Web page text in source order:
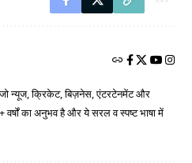
न्यूज, क्रिकेट, बिज़नेस, एंटरटेनमेंट और
वर्षों का अनुभव है और ये सरल व स्पष्ट भाषा में